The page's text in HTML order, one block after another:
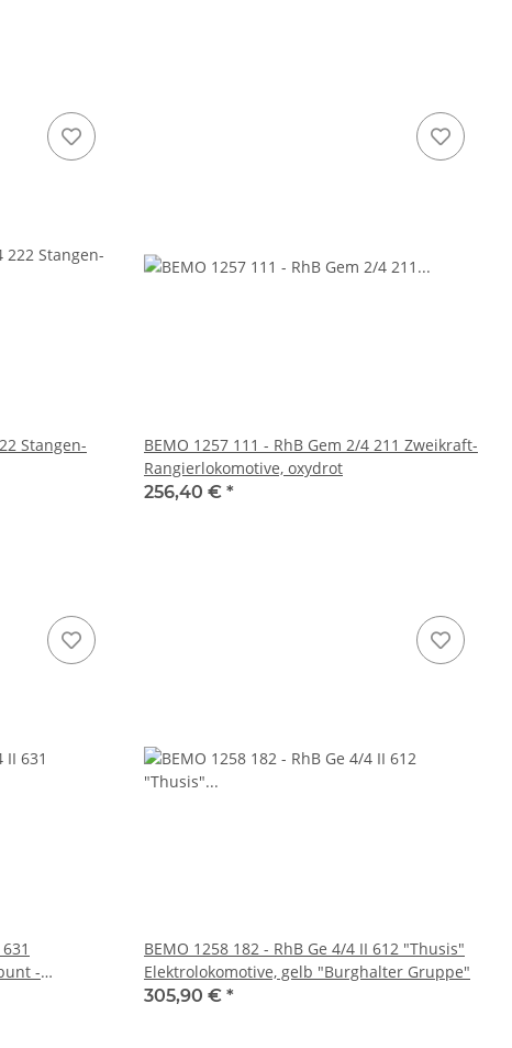
Stangen-
BEMO 1257 111 - RhB Gem 2/4 211 Zweikraft-
Rangierlokomotive, oxydrot
256,40 € *
-
BEMO 1258 182 - RhB Ge 4/4 II 612 "Thusis"
Elektrolokomotive, gelb "Burghalter Gruppe"
305,90 € *